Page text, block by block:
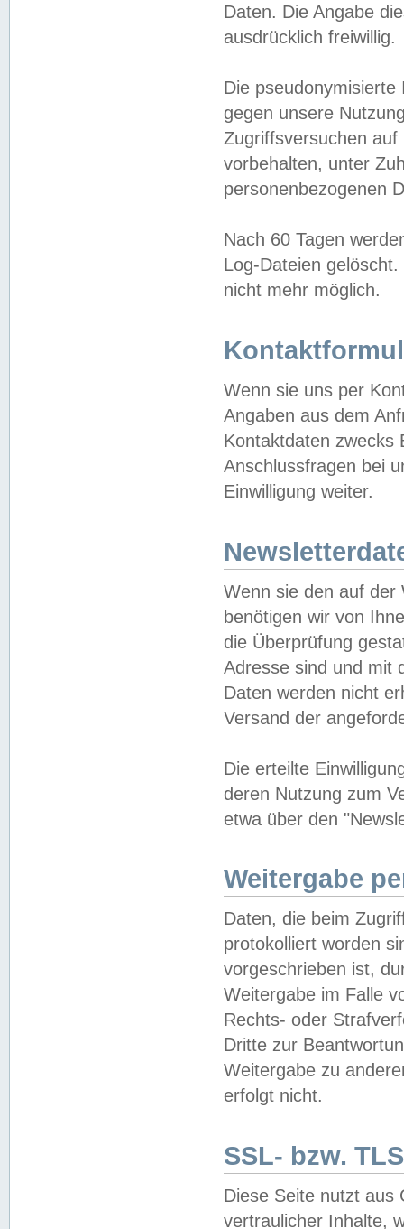
Daten. Die Angabe
ausdrücklich freiwillig.
Die
gegen unsere
Zugriffsversuchen
vorbehalten, unter
personenbezogenen
Nach 60 Tagen
Log-Dateien
nicht mehr möglich.
Wenn sie uns per
Angaben aus dem
Kontaktdaten zwecks
Anschlussfragen bei
Einwilligung weiter.
Wenn sie den auf der
benötigen wir von
die Überprüfung
Adresse sind und mit
Daten werden nicht
Versand der
Die erteilte
deren Nutzung zum
etwa über den
Weitergabe
Daten, die beim
protokolliert worden
vorgeschrieben ist,
Weitergabe im Falle
Rechts- oder
Dritte zur
Weitergabe zu
erfolgt nicht.
SSL- bzw.
Diese Seite nutzt aus
vertraulicher Inhalte,